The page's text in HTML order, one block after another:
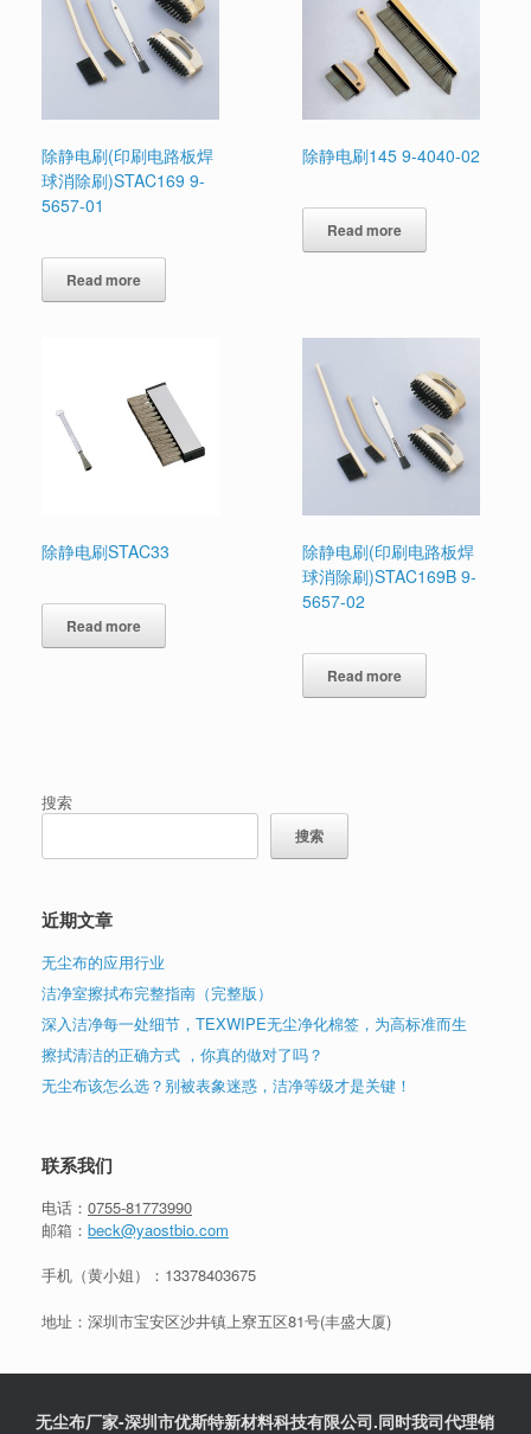
除静电刷(印刷电路板焊
球消除刷)STAC169 9-
5657-01
Read more
除静电刷145 9-4040-02
Read more
除静电刷STAC33
Read more
除静电刷(印刷电路板焊
球消除刷)STAC169B 9-
5657-02
Read more
搜索
搜索
近期文章
无尘布的应用行业
洁净室擦拭布完整指南（完整版）
深入洁净每一处细节，TEXWIPE无尘净化棉签，为高标准而生
擦拭清洁的正确方式 ，你真的做对了吗？
无尘布该怎么选？别被表象迷惑，洁净等级才是关键！
联系我们
电话： 0755-81773990
邮箱： beck@yaostbio.com
手机（黄小姐）： 13378403675
地址：深圳市宝安区沙井镇上寮五区81号(丰盛大厦)
无尘布厂家-深圳市优斯特新材料科技有限公司.同时我司代理销